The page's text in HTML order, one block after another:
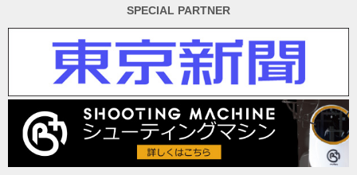
SPECIAL PARTNER